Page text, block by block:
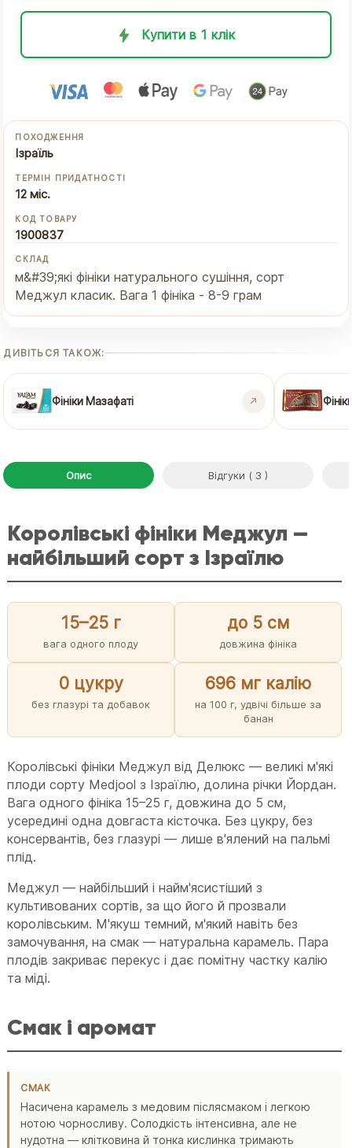
Купити в 1 клік
ПОХОДЖЕННЯ
Ізраїль
ТЕРМІН ПРИДАТНОСТІ
12 міс.
КОД ТОВАРУ
1900837
СКЛАД
м&#39;які фініки натурального сушіння, сорт
Меджул класик. Вага 1 фініка - 8-9 грам
ДИВІТЬСЯ ТАКОЖ:
Фініки Мазафаті
Опис Відгуки ( 3 )
Королівські фініки Меджул —
найбільший сорт з Ізраїлю
15–25 г
вага одного плоду
до 5 см
довжина фініка
0 цукру
без глазурі та добавок
696 мг калію
на 100 г, удвічі більше за
банан
Королівські фініки Меджул від Делюкс — великі м'які
плоди сорту Medjool з Ізраїлю, долина річки Йордан.
Вага одного фініка 15–25 г, довжина до 5 см,
усередині одна довгаста кісточка. Без цукру, без
консервантів, без глазурі — лише в'ялений на пальмі
плід.
Меджул — найбільший і найм'ясистіший з
культивованих сортів, за що його й прозвали
королівським. М'якуш темний, м'який навіть без
замочування, на смак — натуральна карамель. Пара
плодів закриває перекус і дає помітну частку калію
та міді.
Смак і аромат
СМАК
Насичена карамель з медовим післясмаком і легкою
нотою чорносливу. Солодкість інтенсивна, але не
нудотна — клітковина й тонка кислинка тримають